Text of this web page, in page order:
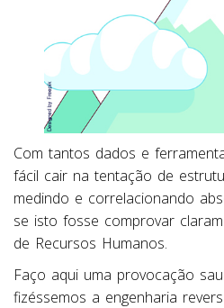
Com tantos dados e
fácil cair na tentação de
medindo e correlacionando
se isto fosse comprovar
de Recursos Humanos.
Faço aqui uma provocação
fizéssemos a engenharia